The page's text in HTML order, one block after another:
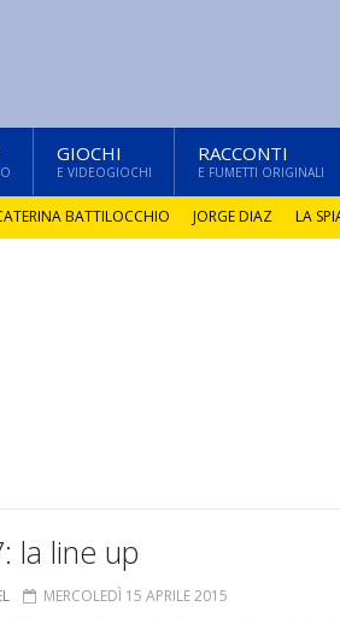
GIOCHI
E VIDEOGIOCHI
RACCONTI
E FUMETTI ORIGINALI
BATTILOCCHIO JORGE DIAZ LA
la line up
MERCOLEDÌ 15 APRILE 2015